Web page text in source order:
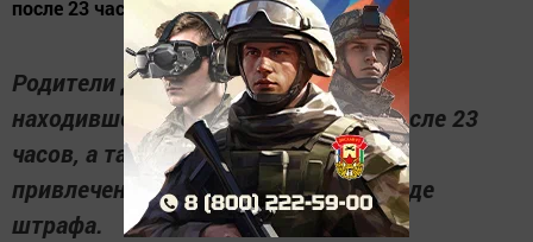
после 23 часов несут ответственность не...
Родители Д. из деревни Казанка,
находившегося в сельском клубе после 23
часов, а также заведующая клубом
привлечены к ответственности в виде
штрафа.